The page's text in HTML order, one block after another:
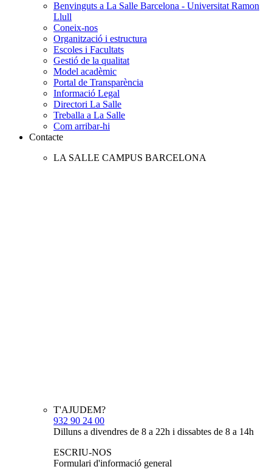
Benvinguts a La Salle Barcelona - Universitat Ramon
Llull
Coneix-nos
Organització i estructura
Escoles i Facultats
Gestió de la qualitat
Model acadèmic
Portal de Transparència
Informació Legal
Directori La Salle
Treballa a La Salle
Com arribar-hi
Contacte
LA SALLE CAMPUS BARCELONA
T'AJUDEM?
932 90 24 00
Dilluns a divendres de 8 a 22h i dissabtes de 8 a 14h
ESCRIU-NOS
Formulari d'informació general